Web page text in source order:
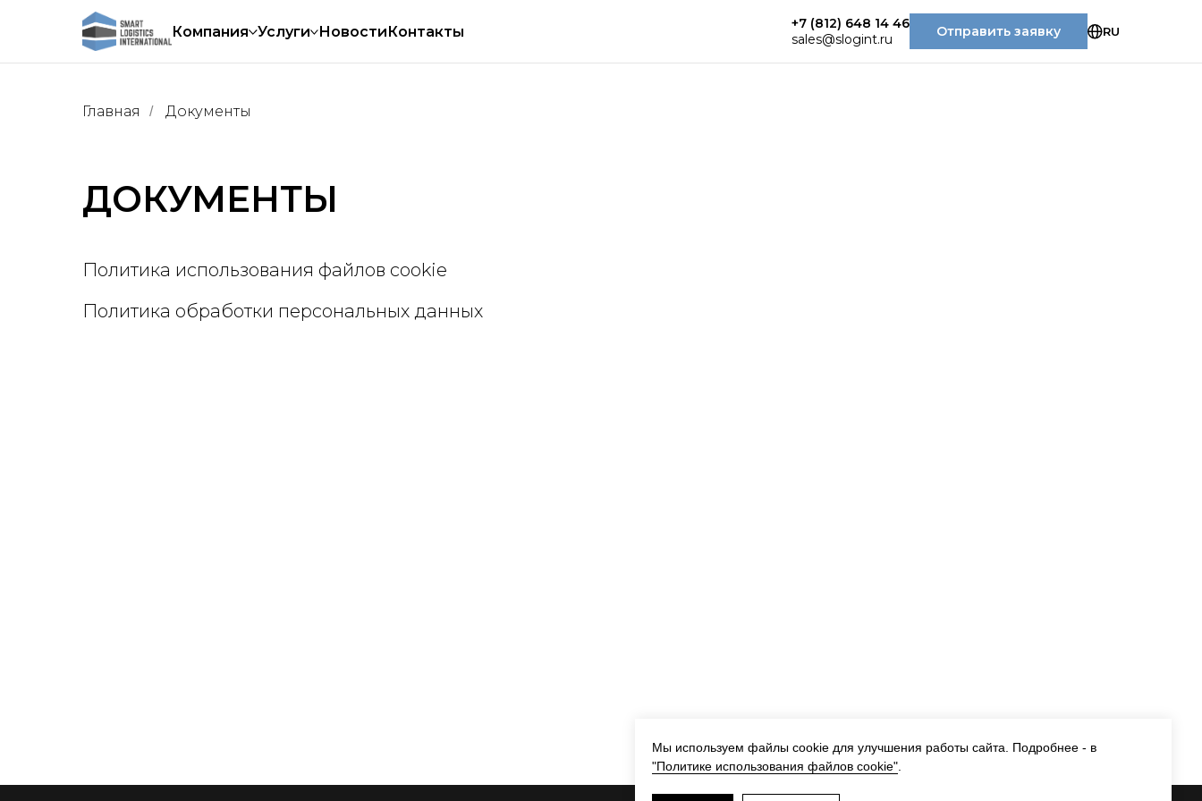
Компания Услуги НовостиКонтакты
+7 (812) 648 14 46
sales@slogint.ru
Отправить заявку RU
Мы используем файлы cookie для улучшения работы сайта. Подробнее - в
"Политике использования файлов cookie".
Главная / Документы
ДОКУМЕНТЫ
Политика использования файлов cookie
Политика обработки персональных данных